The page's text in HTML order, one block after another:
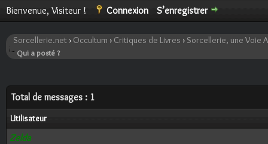
Bienvenue, Visiteur ! Connexion S’enregistrer
Sorcellerie.net › Occultum › Critiques de Livres › Sorcellerie, une Voie
Qui a posté ?
Total de messages : 1
Utilisateur
Zelda